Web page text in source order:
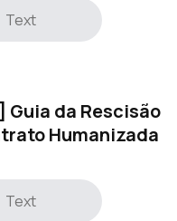
Text
Guia da Rescisão
Humanizada
Text